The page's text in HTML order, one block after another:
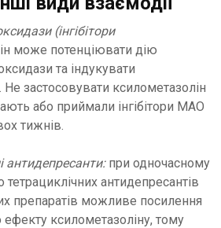
(інгібітори
може потенціювати дію
та індукувати
Не застосовувати ксилометазолін
або приймали інгібітори МАО
тижнів.
антидепресанти:при одночасному
тетрациклічних антидепресантів
препаратів можливе посилення
ксилометазоліну, тому